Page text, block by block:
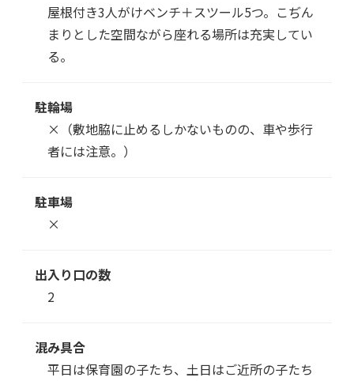
屋根付き3人がけベンチ＋スツール5つ。こぢん
まりとした空間ながら座れる場所は充実してい
る。
駐輪場
×（敷地脇に止めるしかないものの、車や歩行
者には注意。）
駐車場
×
出入り口の数
2
混み具合
平日は保育園の子たち、土日はご近所の子たち